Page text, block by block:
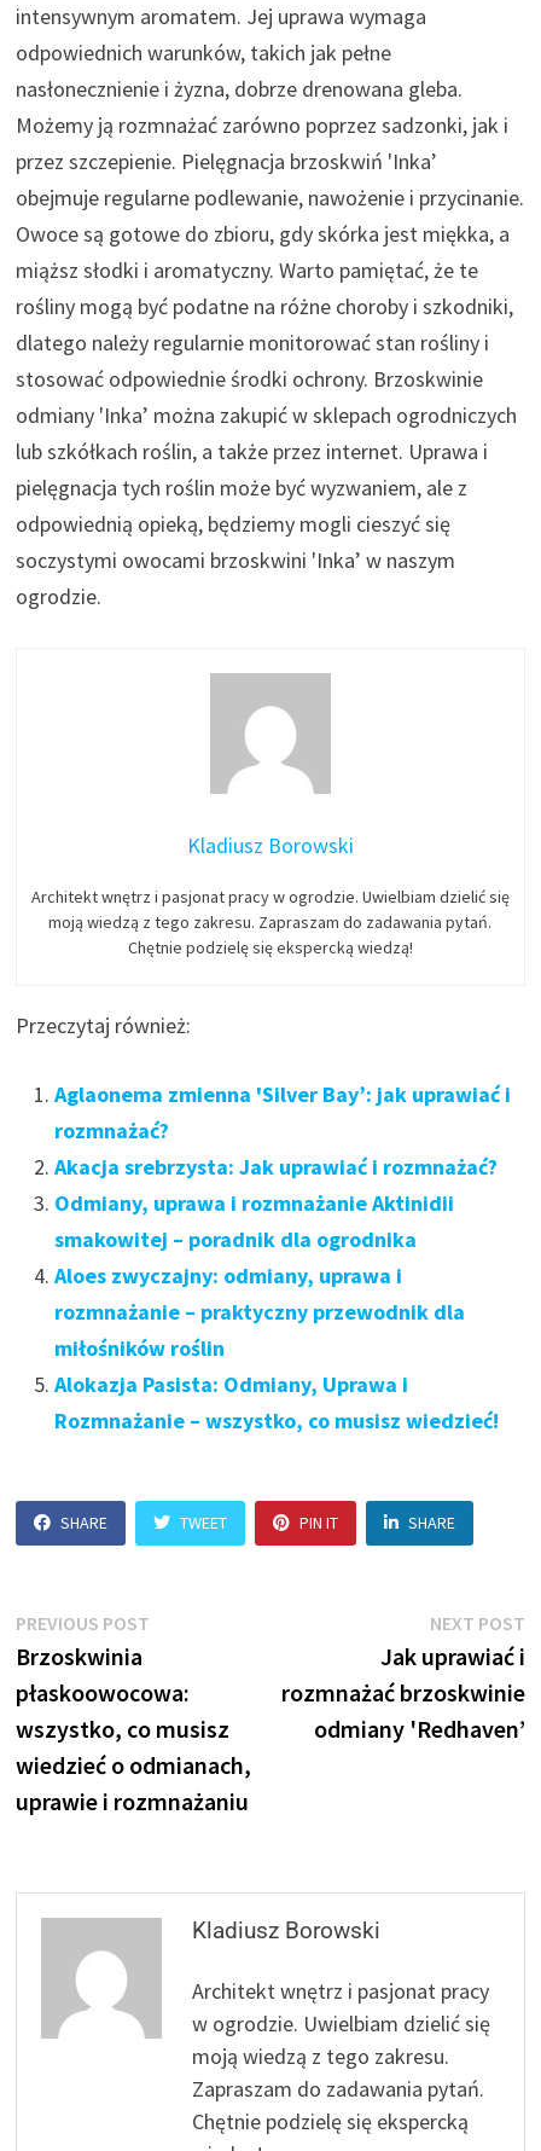
intensywnym aromatem. Jej uprawa wymaga
odpowiednich warunków, takich jak pełne
nasłonecznienie i żyzna, dobrze drenowana gleba.
Możemy ją rozmnażać zarówno poprzez sadzonki, jak i
przez szczepienie. Pielęgnacja brzoskwiń 'Inka’
obejmuje regularne podlewanie, nawożenie i przycinanie.
Owoce są gotowe do zbioru, gdy skórka jest miękka, a
miąższ słodki i aromatyczny. Warto pamiętać, że te
rośliny mogą być podatne na różne choroby i szkodniki,
dlatego należy regularnie monitorować stan rośliny i
stosować odpowiednie środki ochrony. Brzoskwinie
odmiany 'Inka’ można zakupić w sklepach ogrodniczych
lub szkółkach roślin, a także przez internet. Uprawa i
pielęgnacja tych roślin może być wyzwaniem, ale z
odpowiednią opieką, będziemy mogli cieszyć się
soczystymi owocami brzoskwini 'Inka’ w naszym
ogrodzie.
Kladiusz Borowski
Architekt wnętrz i pasjonat pracy w ogrodzie. Uwielbiam dzielić się
moją wiedzą z tego zakresu. Zapraszam do zadawania pytań.
Chętnie podzielę się ekspercką wiedzą!
Przeczytaj również:
Aglaonema zmienna 'Silver Bay’: jak uprawiać i
rozmnażać?
Akacja srebrzysta: Jak uprawiać i rozmnażać?
Odmiany, uprawa i rozmnażanie Aktinidii
smakowitej – poradnik dla ogrodnika
Aloes zwyczajny: odmiany, uprawa i
rozmnażanie – praktyczny przewodnik dla
miłośników roślin
Alokazja Pasista: Odmiany, Uprawa i
Rozmnażanie – wszystko, co musisz wiedzieć!
SHARE TWEET PIN IT SHARE
Nawigacja
wpisu
PREVIOUS POST
Brzoskwinia
płaskoowocowa:
wszystko, co musisz
wiedzieć o odmianach,
uprawie i rozmnażaniu
NEXT POST
Jak uprawiać i
rozmnażać brzoskwinie
odmiany 'Redhaven’
Kladiusz Borowski
Architekt wnętrz i pasjonat pracy
w ogrodzie. Uwielbiam dzielić się
moją wiedzą z tego zakresu.
Zapraszam do zadawania pytań.
Chętnie podzielę się ekspercką